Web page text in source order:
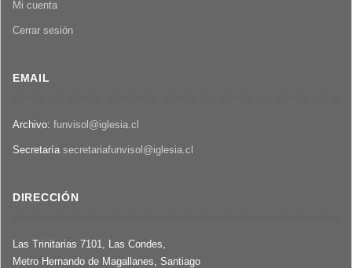
Mi cuenta
Cerrar sesión
EMAIL
Archivo: funvisol@iglesia.cl
Secretaría secretariafunvisol@iglesia.cl
DIRECCIÓN
Las Trinitarias 7101, Las Condes,
Metro Hernando de Magallanes, Santiago